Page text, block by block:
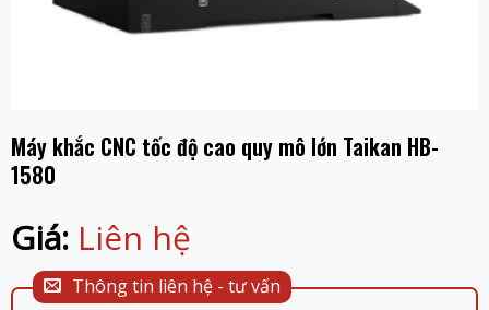
Máy khắc CNC tốc độ cao quy mô lớn Taikan HB-
1580
Giá:Liên hệ
Thông tin liên hệ - tư vấn